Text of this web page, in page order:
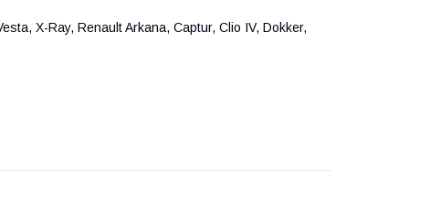
X-Ray, Renault Arkana, Captur, Clio IV, Dokker,